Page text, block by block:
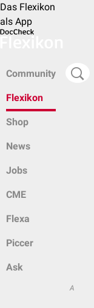
Das Flexikon
als App
Community
Flexikon
Shop
News
Jobs
CME
Flexa
Piccer
Ask
A